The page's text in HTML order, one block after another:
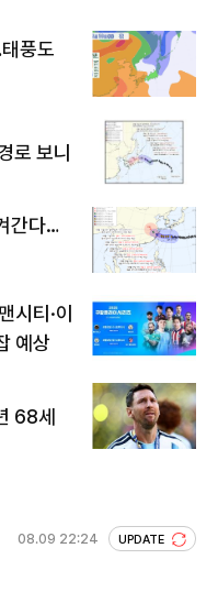
풍도
로 보니
간다…
시티·이
예상
68세
08.09 22:24 UPDATE